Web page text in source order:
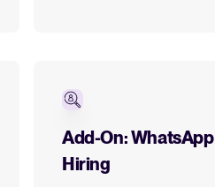
Add-On: WhatsApp
Hiring